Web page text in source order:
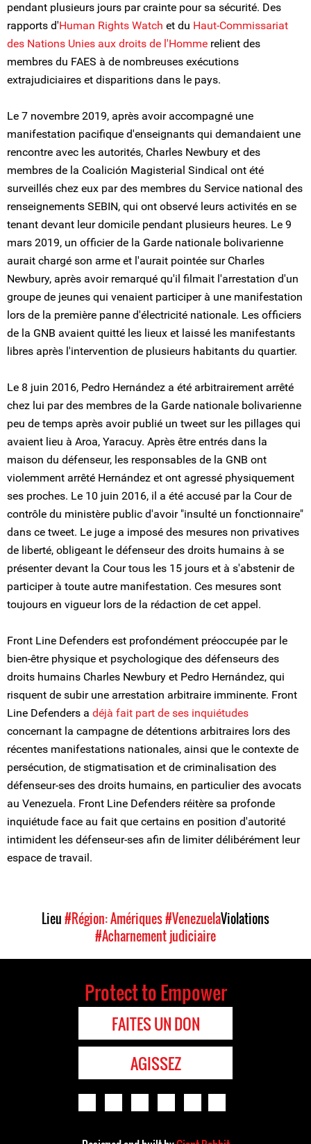
pendant plusieurs jours par crainte pour sa sécurité. Des
rapports d'Human Rights Watch et du Haut-Commissariat
des Nations Unies aux droits de l'Homme relient des
membres du FAES à de nombreuses exécutions
extrajudiciaires et disparitions dans le pays.
Le 7 novembre 2019, après avoir accompagné une
manifestation pacifique d'enseignants qui demandaient une
rencontre avec les autorités, Charles Newbury et des
membres de la Coalición Magisterial Sindical ont été
surveillés chez eux par des membres du Service national des
renseignements SEBIN, qui ont observé leurs activités en se
tenant devant leur domicile pendant plusieurs heures. Le 9
mars 2019, un officier de la Garde nationale bolivarienne
aurait chargé son arme et l'aurait pointée sur Charles
Newbury, après avoir remarqué qu'il filmait l'arrestation d'un
groupe de jeunes qui venaient participer à une manifestation
lors de la première panne d'électricité nationale. Les officiers
de la GNB avaient quitté les lieux et laissé les manifestants
libres après l'intervention de plusieurs habitants du quartier.
Le 8 juin 2016, Pedro Hernández a été arbitrairement arrêté
chez lui par des membres de la Garde nationale bolivarienne
peu de temps après avoir publié un tweet sur les pillages qui
avaient lieu à Aroa, Yaracuy. Après être entrés dans la
maison du défenseur, les responsables de la GNB ont
violemment arrêté Hernández et ont agressé physiquement
ses proches. Le 10 juin 2016, il a été accusé par la Cour de
contrôle du ministère public d'avoir "insulté un fonctionnaire"
dans ce tweet. Le juge a imposé des mesures non privatives
de liberté, obligeant le défenseur des droits humains à se
présenter devant la Cour tous les 15 jours et à s'abstenir de
participer à toute autre manifestation. Ces mesures sont
toujours en vigueur lors de la rédaction de cet appel.
Front Line Defenders est profondément préoccupée par le
bien-être physique et psychologique des défenseurs des
droits humains Charles Newbury et Pedro Hernández, qui
risquent de subir une arrestation arbitraire imminente. Front
Line Defenders a déjà fait part de ses inquiétudes
concernant la campagne de détentions arbitraires lors des
récentes manifestations nationales, ainsi que le contexte de
persécution, de stigmatisation et de criminalisation des
défenseur-ses des droits humains, en particulier des avocats
au Venezuela. Front Line Defenders réitère sa profonde
inquiétude face au fait que certains en position d'autorité
intimident les défenseur-ses afin de limiter délibérément leur
espace de travail.
Lieu#Région: Amériques#VenezuelaViolations
#Acharnement judiciaire
Protect to Empower
FAITES UN DON
AGISSEZ